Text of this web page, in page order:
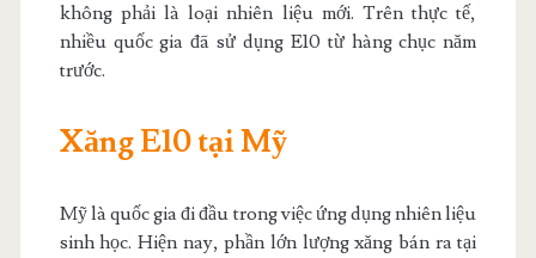
không phải là loại nhiên liệu mới. Trên thực tế,
nhiều quốc gia đã sử dụng E10 từ hàng chục năm
trước.
Xăng E10 tại Mỹ
Mỹ là quốc gia đi đầu trong việc ứng dụng nhiên liệu
sinh học. Hiện nay, phần lớn lượng xăng bán ra tại